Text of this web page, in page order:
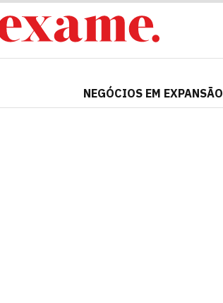
NEGÓCIOS EM EXPANSÃO